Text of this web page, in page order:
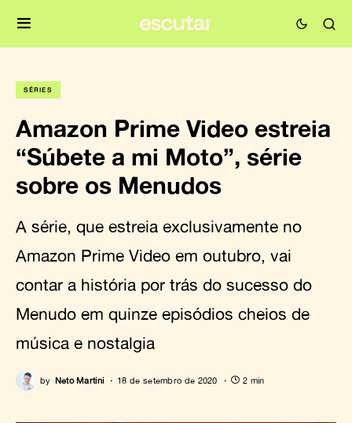
SÉRIES
Amazon Prime Video estreia
“Súbete a mi Moto”, série
sobre os Menudos
A série, que estreia exclusivamente no
Amazon Prime Video em outubro, vai
contar a história por trás do sucesso do
Menudo em quinze episódios cheios de
música e nostalgia
by Neto Martini 18 de setembro de 2020 2 min